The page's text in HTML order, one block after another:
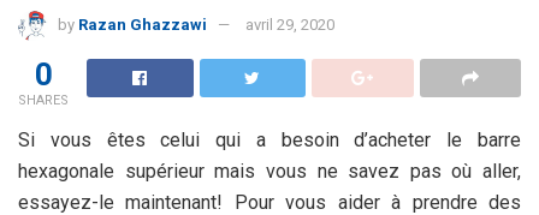
by Razan Ghazzawi avril 29, 2020
0
SHARES
Si vous êtes celui qui a besoin d’acheter le barre
hexagonale supérieur mais vous ne savez pas où aller,
essayez-le maintenant! Pour vous aider à prendre des